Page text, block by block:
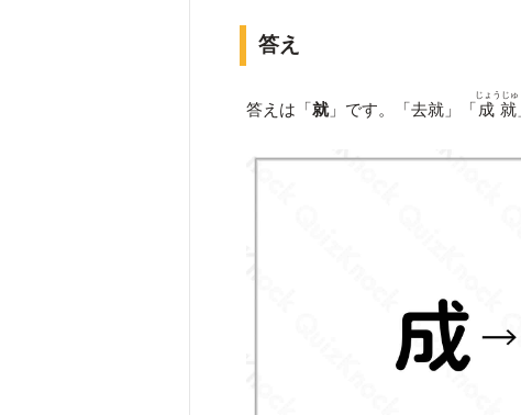
答え
答えは「就」です。「去就」「 成就
じょうじゅ